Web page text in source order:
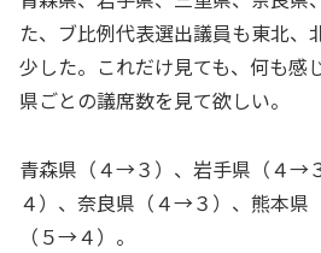
た、ブ比例代表選出議員も東北、
少した。これだけ見ても、何も感
県ごとの議席数を見て欲しい。
青森県（４→３）、岩手県（４→
４）、奈良県（４→３）、熊本県
（５→４）。